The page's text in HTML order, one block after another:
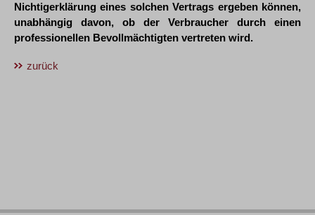
Nichtigerklärung eines solchen Vertrags ergeben können,
unabhängig davon, ob der Verbraucher durch einen
professionellen Bevollmächtigten vertreten wird.
zurück